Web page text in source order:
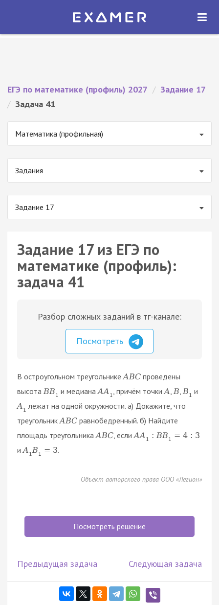
Экзамер — ЕГЭ 2027
ОТКРЫТЬ
ЕГЭ по математике (профиль) 2027 / Задание 17
/ Задача 41
Математика (профильная)
Задания
Задание 17
Задание 17 из ЕГЭ по
математике (профиль):
задача 41
Разбор сложных заданий в тг-канале:
Посмотреть
В остроугольном треугольнике ABC проведены
высота BB1 и медиана AA 1 , причём точки A B B1 и
A 1 лежат на одной окружности. а) Докажите, что
треугольник ABC равнобедренный. б) Найдите
площадь треугольника ABC , если AA 1 : BB1 = 4 : 3
и A 1 B1 = 3.
Объект авторского права ООО «Легион»
Посмотреть решение
Предыдущая задача Следующая задача